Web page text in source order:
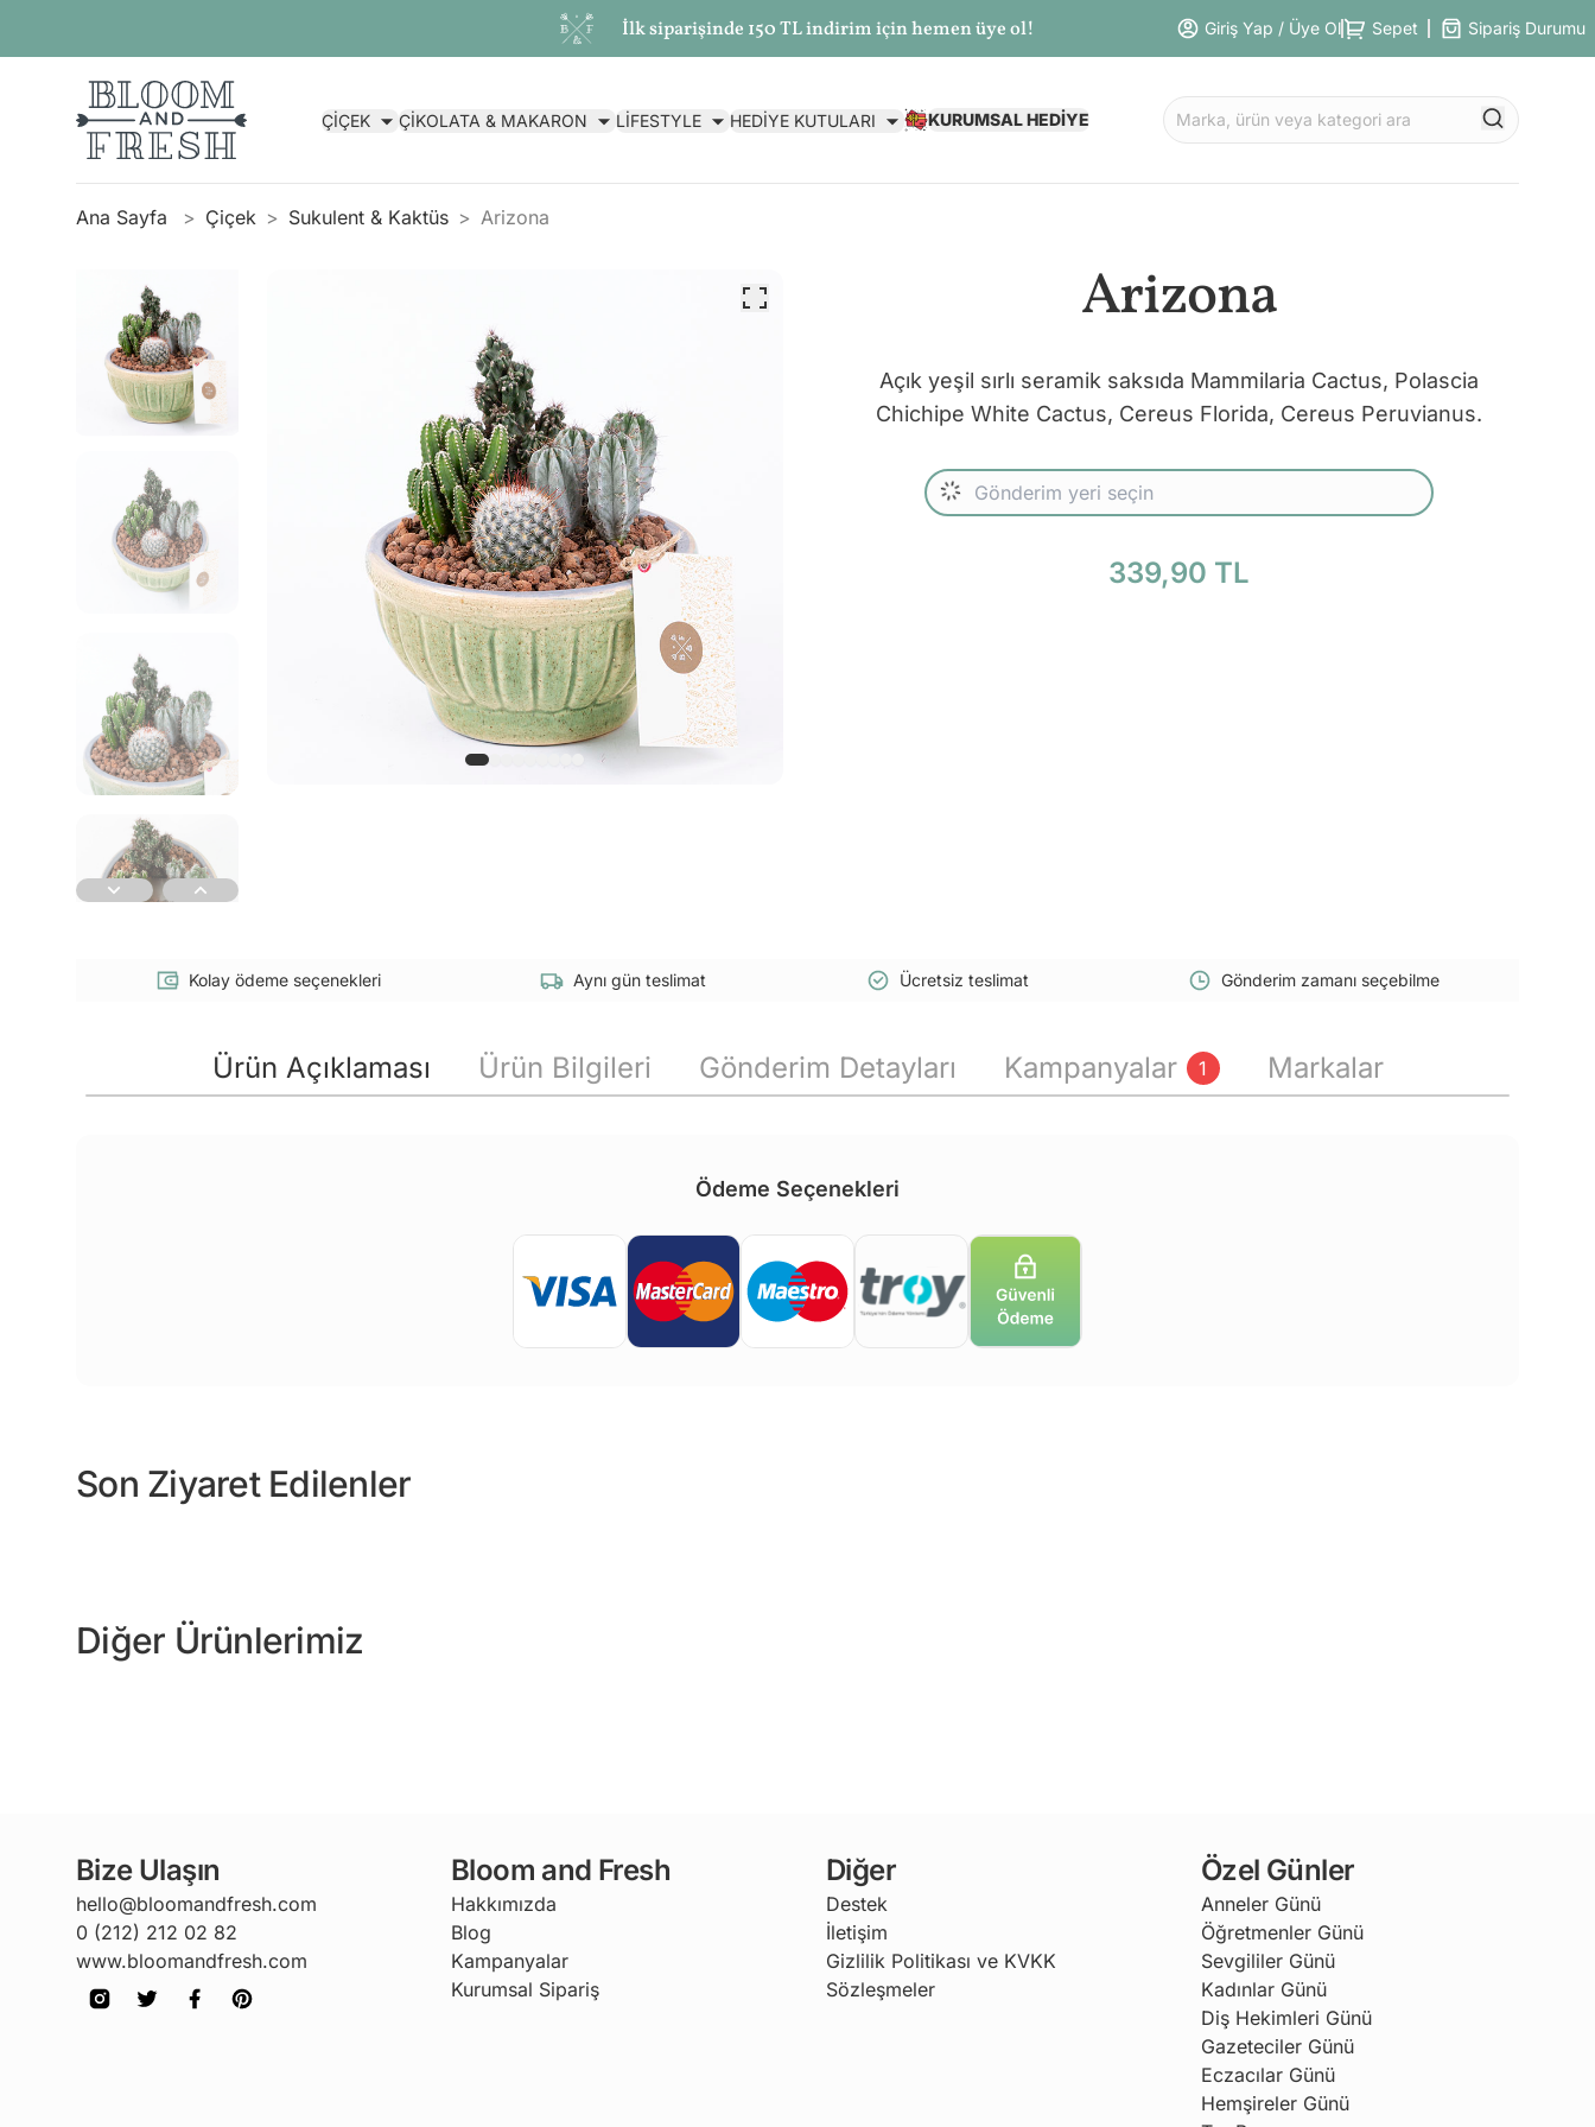
İlk siparişinde 150 TL indirim için hemen üye ol! Giriş Yap / Üye Ol Sepet Sipariş Durumu
ÇİÇEK ÇİKOLATA & MAKARON LİFESTYLE HEDİYE KUTULARI KURUMSAL HEDİYE
Ana Sayfa Çiçek Sukulent & Kaktüs Arizona
Arizona
Açık yeşil sırlı seramik saksıda Mammilaria Cactus, Polascia
Chichipe White Cactus, Cereus Florida, Cereus Peruvianus.
339,90 TL
Kolay ödeme seçenekleri Aynı gün teslimat Ücretsiz teslimat Gönderim zamanı seçebilme
Ürün Açıklaması Ürün Bilgileri Gönderim Detayları Kampanyalar 1 Markalar
Ödeme Seçenekleri
Son Ziyaret Edilenler
Diğer Ürünlerimiz
Bize Ulaşın
hello@bloomandfresh.com
0 (212) 212 02 82
www.bloomandfresh.com
Bloom and Fresh
Hakkımızda
Blog
Kampanyalar
Kurumsal Sipariş
Diğer
Destek
İletişim
Gizlilik Politikası ve KVKK
Sözleşmeler
Özel Günler
Anneler Günü
Öğretmenler Günü
Sevgililer Günü
Kadınlar Günü
Diş Hekimleri Günü
Gazeteciler Günü
Eczacılar Günü
Hemşireler Günü